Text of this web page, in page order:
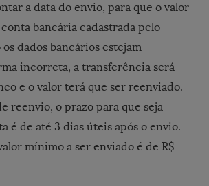
a data do envio, para que o valor
bancária cadastrada pelo
dados bancários estejam
incorreta, a transferência será
e o valor terá que ser reenviado.
reenvio, o prazo para que seja
é de até 3 dias úteis após o envio.
mínimo a ser enviado é de R$